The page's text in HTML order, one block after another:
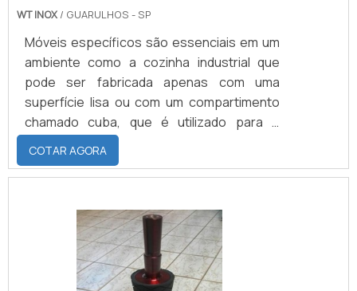
WT INOX / GUARULHOS - SP
Móveis específicos são essenciais em um
ambiente como a cozinha industrial que
pode ser fabricada apenas com uma
superfície lisa ou com um compartimento
chamado cuba, que é utilizado para o
armazenamento e manuseio de louças.
Devido ao seu tipo de demanda, é essencial
a utilização de móveis resistentes, por
industrial compõe esse tipo de ambiente
atendendo suas expectativas. Isso porque
a mesa de aço inox se apresenta como um
móvel de excelente resistência e.
COTAR AGORA